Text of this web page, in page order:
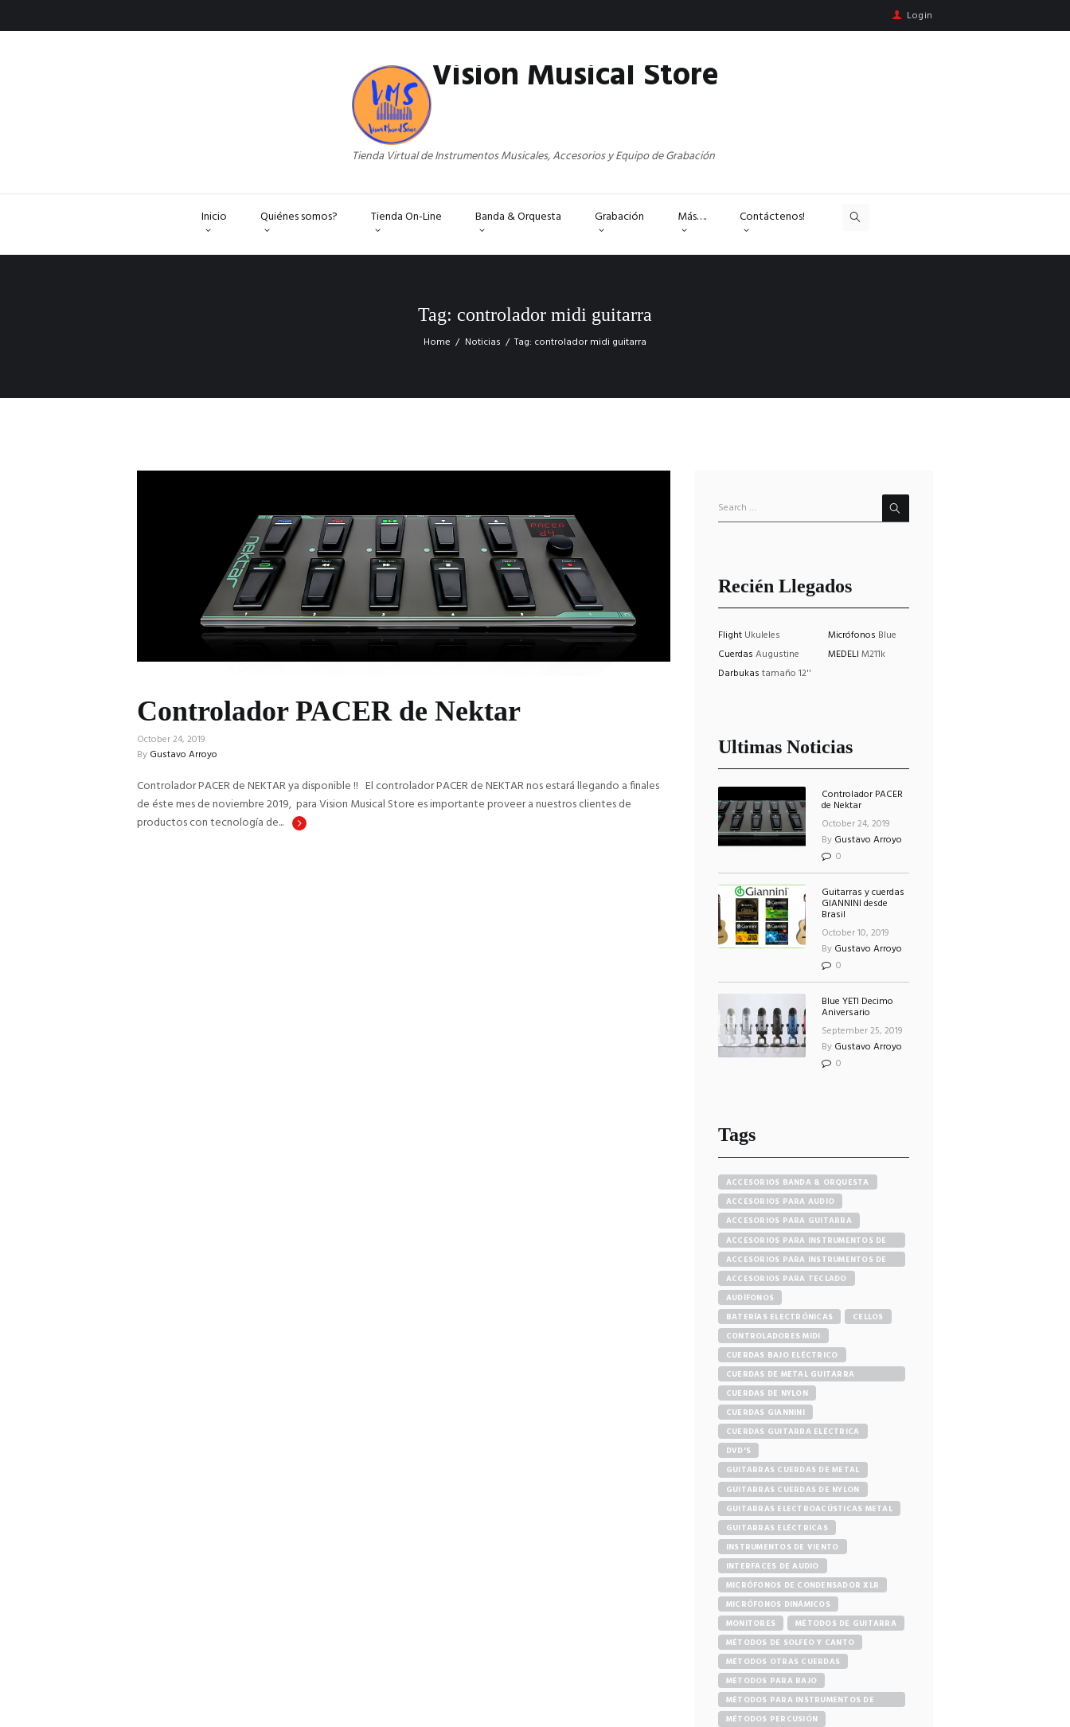
Login
Vision Musical Store
Tienda Virtual de Instrumentos Musicales, Accesorios y Equipo de Grabación
Inicio Quiénes somos? Tienda On-Line Banda & Orquesta Grabación Más…. Contáctenos!
Tag: controlador midi guitarra
Home Noticias Tag: controlador midi guitarra
Controlador PACER de Nektar
October 24, 2019
By Gustavo Arroyo
Controlador PACER de NEKTAR ya disponible !! El controlador PACER de NEKTAR nos estará llegando a finales
de éste mes de noviembre 2019, para Vision Musical Store es importante proveer a nuestros clientes de
productos con tecnología de...
Recién Llegados
Flight Ukuleles Micrófonos Blue
Cuerdas Augustine MEDELI M211k
Darbukas tamaño 12''
Ultimas Noticias
Controlador PACER
de Nektar
October 24, 2019
By Gustavo Arroyo
0
Guitarras y cuerdas
GIANNINI desde
Brasil
October 10, 2019
By Gustavo Arroyo
0
Blue YETI Decimo
Aniversario
September 25, 2019
By Gustavo Arroyo
0
Tags
ACCESORIOS BANDA & ORQUESTA
ACCESORIOS PARA AUDIO
ACCESORIOS PARA GUITARRA
ACCESORIOS PARA INSTRUMENTOS DE
CUERDA Y ARCO
ACCESORIOS PARA INSTRUMENTOS DE
VIENTO
ACCESORIOS PARA TECLADO
AUDÍFONOS
BATERÍAS ELECTRÓNICAS
CELLOS
CONTROLADORES MIDI
CUERDAS BAJO ELÉCTRICO
CUERDAS DE METAL GUITARRA
ACÚSTICA
CUERDAS DE NYLON
CUERDAS GIANNINI
CUERDAS GUITARRA ELÉCTRICA
DVD'S
GUITARRAS CUERDAS DE METAL
GUITARRAS CUERDAS DE NYLON
GUITARRAS ELECTROACÚSTICAS METAL
GUITARRAS ELÉCTRICAS
INSTRUMENTOS DE VIENTO
INTERFACES DE AUDIO
MICRÓFONOS DE CONDENSADOR XLR
MICRÓFONOS DINÁMICOS
MONITORES
MÉTODOS DE GUITARRA
MÉTODOS DE SOLFEO Y CANTO
MÉTODOS OTRAS CUERDAS
MÉTODOS PARA BAJO
MÉTODOS PARA INSTRUMENTOS DE
VIENTO
MÉTODOS PERCUSIÓN